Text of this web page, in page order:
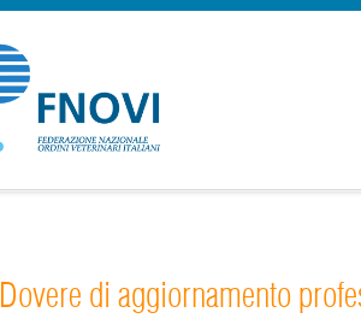
Dovere di aggiornamento